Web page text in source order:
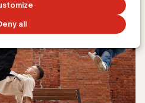
all